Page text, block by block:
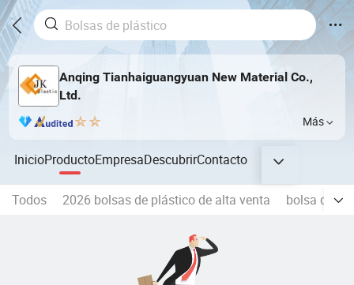
Anqing Tianhaiguangyuan New Material Co.,
Ltd.
Más
InicioProductoEmpresaDescubrirContacto
Todos 2026 bolsas de plástico de alta venta bolsa de